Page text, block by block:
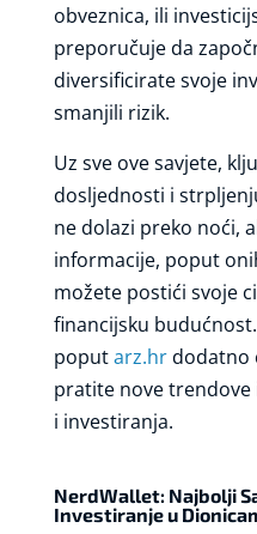
obveznica, ili
preporučuje da
diversificirate svoje
smanjili rizik.
Uz sve ove savjete,
dosljednosti i
ne dolazi preko noći,
informacije, poput
možete postići svoje
financijsku
poputarz.hrdodatno
pratite nove trendove
i investiranja.
NerdWallet: Najbolji
Investiranje u